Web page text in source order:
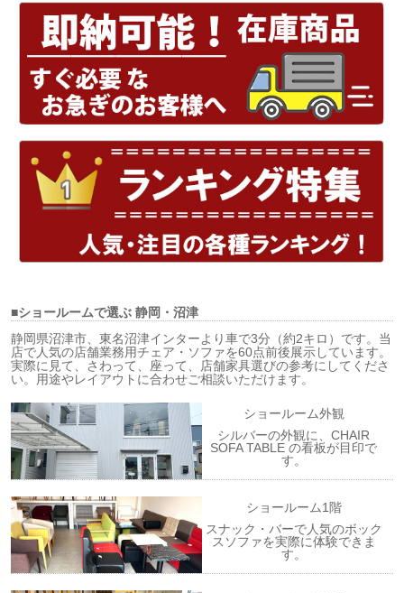
■ショールームで選ぶ静岡・沼津
静岡県沼津市、東名沼津インターより車で3分（約2キロ）です。当
店で人気の店舗業務用チェア・ソファを60点前後展示しています。
実際に見て、さわって、座って、店舗家具選びの参考にしてくださ
い。用途やレイアウトに合わせご相談いただけます。
ショールーム外観
シルバーの外観に、CHAIR
SOFA TABLE の看板が目印で
す。
ショールーム1階
スナック・バーで人気のボック
スソファを実際に体験できま
す。